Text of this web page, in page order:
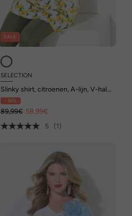
SALE
SELECTION
Slinky shirt, citroenen, A-lijn, V-hals,
korte mouwen
- 34%
89,99€ 58,99€
5
(1)